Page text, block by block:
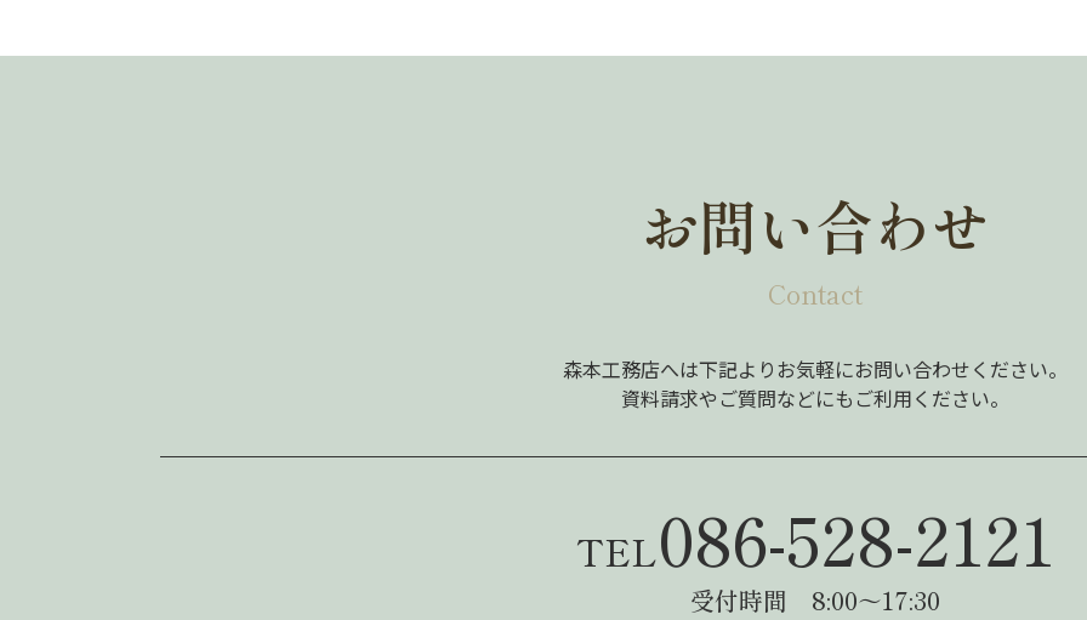
お問い合わせ
Contact
森本工務店へは下記よりお気軽にお問い合わせください。
資料請求やご質問などにもご利用ください。
TEL086-528-2121
受付時間 8:00～17:30